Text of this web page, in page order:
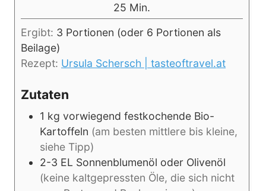
25 Minuten
Min.
Ergibt: 3 Portionen (oder 6 Portionen als
Beilage)
Rezept: Ursula Schersch | tasteoftravel.at
Zutaten
1 kg vorwiegend festkochende Bio-
Kartoffeln (am besten mittlere bis kleine,
siehe Tipp)
2-3 EL Sonnenblumenöl oder Olivenöl
(keine kaltgepressten Öle, die sich nicht